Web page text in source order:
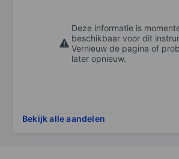
Deze informatie is
beschikbaar voor dit
Vernieuw de pagina of
later opnieuw.
Bekijk alle aandelen